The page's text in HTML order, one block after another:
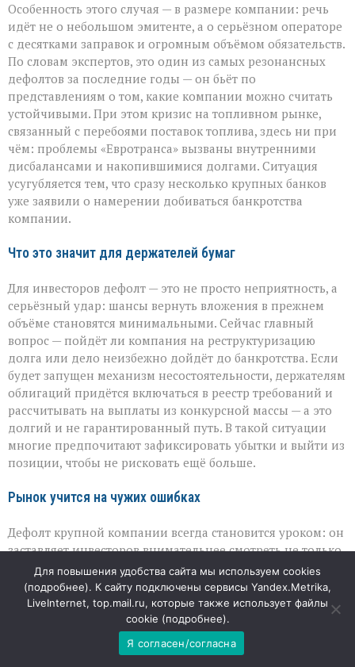
Особенность этого случая — в размере компании: речь
идёт не о небольшом эмитенте, а о серьёзном операторе
с десятками заправок и огромным объёмом обязательств.
По словам экспертов, это один из самых резонансных
дефолтов за последние годы — он бьёт по
представлениям о том, какие компании можно считать
устойчивыми. При этом кризис на топливном рынке,
связанный с перебоями поставок топлива, здесь ни при
чём: проблемы «Евротранса» вызваны внутренними
дисбалансами и накопившимися долгами. Ситуация
усугубляется тем, что сразу несколько крупных банков
уже заявили о намерении добиваться банкротства
компании.
Что это значит для держателей бумаг
Для инвесторов дефолт — это не просто неприятность, а
серьёзный удар: шансы вернуть вложения в прежнем
объёме становятся минимальными. Сейчас главный
вопрос — пойдёт ли компания на реструктуризацию
долга или дело неизбежно дойдёт до банкротства. Если
будет запущен механизм несостоятельности, держателям
облигаций придётся включаться в реестр требований и
рассчитывать на выплаты из конкурсной массы — а это
долгий и не гарантированный путь. В такой ситуации
многие предпочитают зафиксировать убытки и выйти из
позиции, чтобы не рисковать ещё больше.
Рынок учится на чужих ошибках
Дефолт крупной компании всегда становится уроком: он
заставляет инвесторов внимательнее смотреть не только
на выручку и рост, но и на долговую нагрузку, реальную
ликвидность и судебные риски. История «Евротранса»
показывает, что высокие обороты не гарантируют
устойчивости, а рейтинги могут устареть раньше, чем
появятся первые тревожные сигналы. Для рынка это
повод пересмотреть привычные критерии надёжности и
Для повышения удобства сайта мы используем cookies
(подробнее). К сайту подключены сервисы Yandex.Metrika,
LiveInternet, top.mail.ru, которые также использует файлы
cookie (подробнее).
Я согласен/согласна